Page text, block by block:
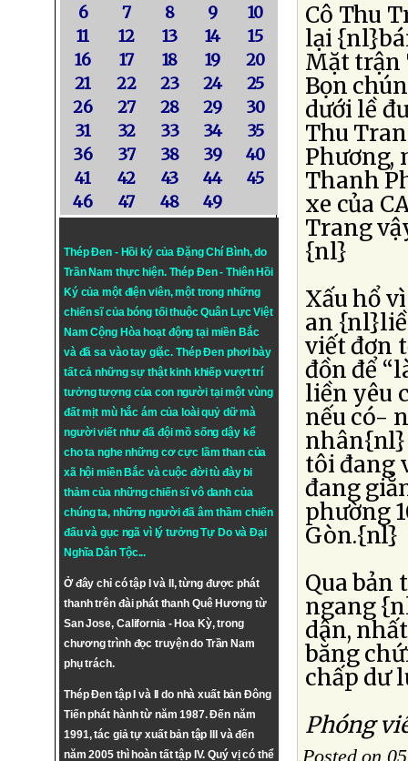
6
7 8 9
10
11
12 13 14
15
16
17 18 19
20
21
22 23 24
25
26
27 28 29
30
31
32 33 34
35
36
37 38 39
40
41
42 43 44
45
46
47 48 49
Thép Đen - Hồi ký của Đặng Chí Bình, do
Trần Nam thực hiện. Thép Đen- Thiên Hồi
Ký của một điện viên, một trong những
chiến sĩ của bóng tối thuộc Quân Lực Việt
Nam Cộng Hòa hoạt động tại miền Bắc
và đã sa vào tay giặc. Thép Đen phơi bày
tất cả những sự thật kinh khiếp vượt trí
tưởng tượng của con người tại một vùng
đất mịt mù hắc ám của loài quỷ dữ mà
người viết như đã đội mồ sống dậy kể
cho ta nghe những cơ cực lầm than của
xã hội miền Bắc và cuộc đời tù đày bi
thảm của những chiến sĩ vô danh của
chúng ta, những người đã âm thầm chiến
đấu và gục ngã vì lý tưởngTự DovàĐại
Nghĩa Dân Tộc...
Ở đây chỉ có tập I và II, từng được phát
thanh trên đài phát thanh Quê Hương từ
San Jose, California - Hoa Kỳ, trong
chương trình đọc truyện do Trần Nam
phụ trách.
Thép Đen tập I và II do nhà xuất bản Đông
Tiến phát hành từ năm 1987. Đến năm
1991, tác giả tự xuất bản tập III và đến
năm 2005 thì hoàn tất tập IV. Quý vị có thể
Cô Thu
lại
Mặt trận
Bọn
dưới lề
Thu
Phương,
Thanh
xe của
Trang
{nl}
Xấu hổ
an
viết đơn
đồn để
liền yêu
nếu có-
nhân{nl}
tôi đang
đang
phường
Gòn.{nl}
Qua bản
ngang
dân,
bằng
chấp dư
Phóng
Posted on